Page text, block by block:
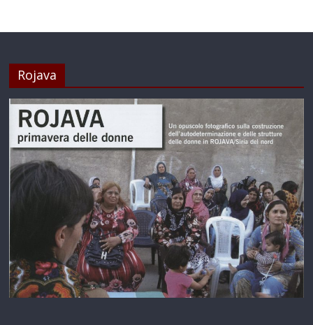
Rojava